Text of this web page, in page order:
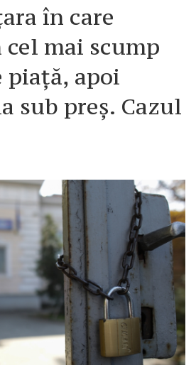
în care
mai scump
piață, apoi
sub preș. Cazul